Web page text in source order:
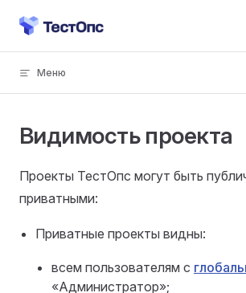
Skip to content
Видимость проекта
Проекты ТестОпс могут быть
приватными:
Приватные проекты видны:
всем пользователям с
«Администратор»;